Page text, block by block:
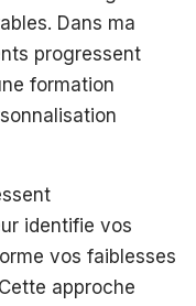
Dans ma
progressent
formation
identifie vos
vos faiblesses
approche